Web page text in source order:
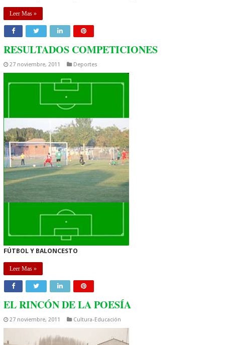
Leer Mas »
RESULTADOS COMPETICIONES
27 noviembre, 2011 Deportes
FÚTBOL Y BALONCESTO
Leer Mas »
EL RINCÓN DE LA POESÍA
27 noviembre, 2011 Cultura-Educación